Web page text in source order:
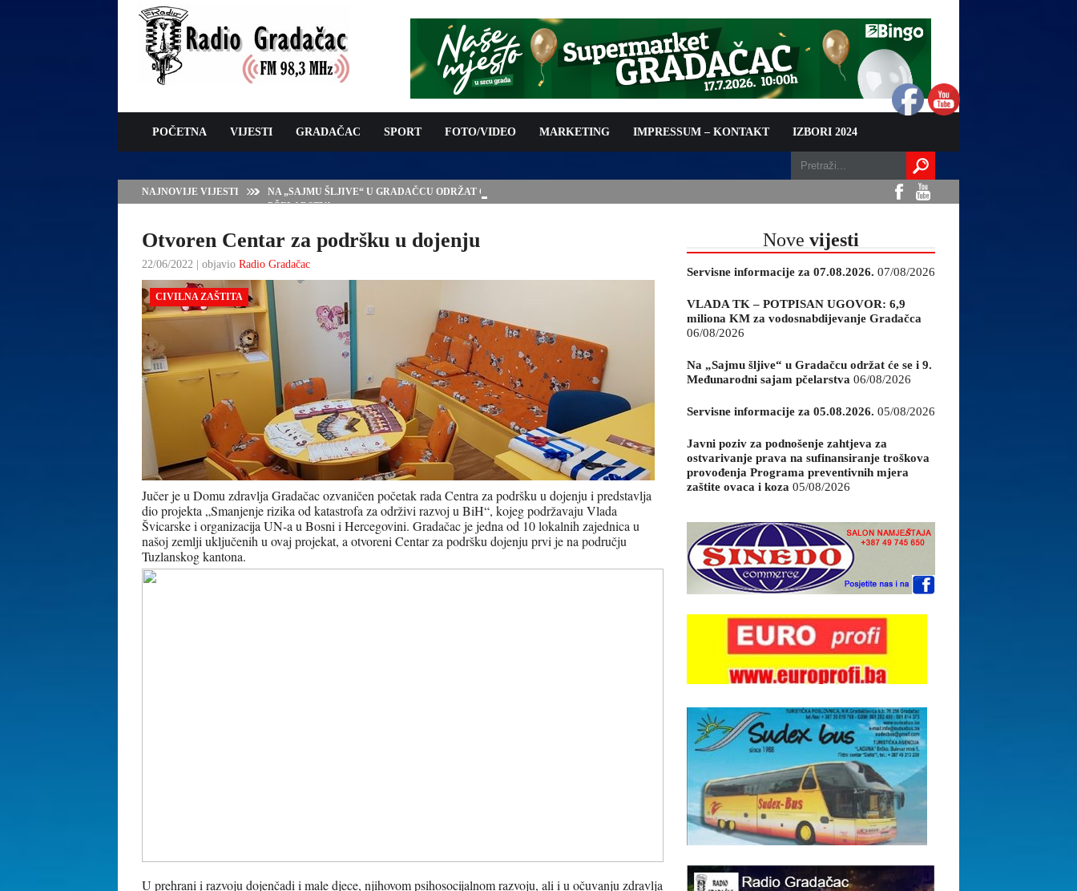
POČETNA VIJESTI GRADAČAC SPORT FOTO/VIDEO MARKETING IMPRESSUM – KONTAKT IZBORI 2024
NAJNOVIJE VIJESTI
NA „SAJMU ŠLJIVE“ U GRADAČCU ODRŽAT ĆE SE I 9. MEĐUNARODNI SAJAM
PČELARSTVA
Otvoren Centar za podršku u dojenju
22/06/2022 | objavio Radio Gradačac
CIVILNA ZAŠTITA
Jučer je u Domu zdravlja Gradačac ozvaničen početak rada Centra za podršku u dojenju i predstavlja
dio projekta „Smanjenje rizika od katastrofa za održivi razvoj u BiH“, kojeg podržavaju Vlada
Švicarske i organizacija UN-a u Bosni i Hercegovini. Gradačac je jedna od 10 lokalnih zajednica u
našoj zemlji uključenih u ovaj projekat, a otvoreni Centar za podršku dojenju prvi je na području
Tuzlanskog kantona.
U prehrani i razvoju dojenčadi i male djece, njihovom psihosocijalnom razvoju, ali i u očuvanju zdravlja
Nove vijesti
Servisne informacije za 07.08.2026. 07/08/2026
VLADA TK – POTPISAN UGOVOR: 6,9
miliona KM za vodosnabdijevanje Gradačca
06/08/2026
Na „Sajmu šljive“ u Gradačcu održat će se i 9.
Međunarodni sajam pčelarstva 06/08/2026
Servisne informacije za 05.08.2026. 05/08/2026
Javni poziv za podnošenje zahtjeva za
ostvarivanje prava na sufinansiranje troškova
provođenja Programa preventivnih mjera
zaštite ovaca i koza 05/08/2026